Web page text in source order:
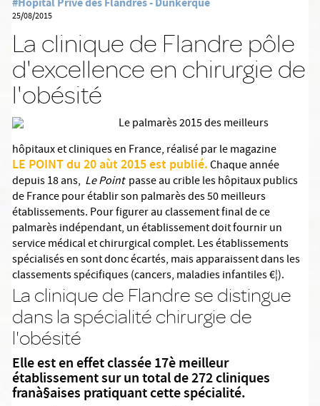
25/08/2015
La clinique de Flandre pôle
d'excellence en chirurgie de
l'obésité
Le palmarès 2015 des meilleurs
hôpitaux et cliniques en France, réalisé par le magazine
LE POINT du 20 aùt 2015 est publié.Chaque année
depuis 18 ans, Le Point passe au crible les hôpitaux publics
de France pour établir son palmarès des 50 meilleurs
établissements. Pour figurer au classement final de ce
palmarès indépendant, un établissement doit fournir un
service médical et chirurgical complet. Les établissements
spécialisés en sont donc écartés, mais apparaissent dans les
classements spécifiques (cancers, maladies infantiles €¦).
La clinique de Flandre se distingue
dans la spécialité chirurgie de
l'obésité
Elle est en effet classée 17è meilleur
établissement sur un total de 272 cliniques
franà§aises pratiquant cette spécialité.